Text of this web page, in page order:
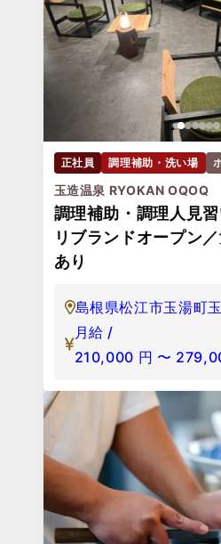
正社員 調理補助・洗い場
玉造温泉 RYOKAN OQOQ
調理補助・調理人見
リブランドオープン
あり
島根県松江市玉湯町
月給 /
210,000 円 〜